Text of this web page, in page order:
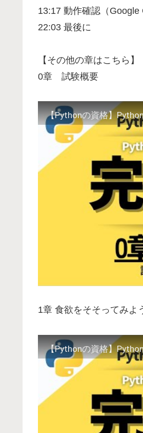
13:17 動作確認（Google
22:03 最後に
【その他の章はこちら】
0章 試験概要
【Pythonの資格】
1章 食欲をそそってみよ